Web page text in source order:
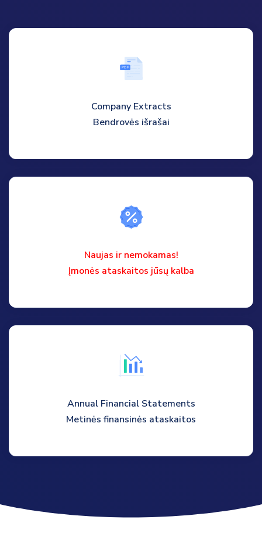
PD F
Company Extracts
Bendrovės išrašai
Naujas ir nemokamas!
Įmonės ataskaitos jūsų kalba
Annual Financial Statements
Metinės finansinės ataskaitos